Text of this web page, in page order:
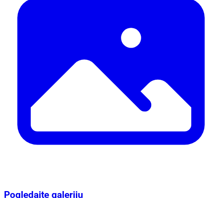
Pogledajte galeriju